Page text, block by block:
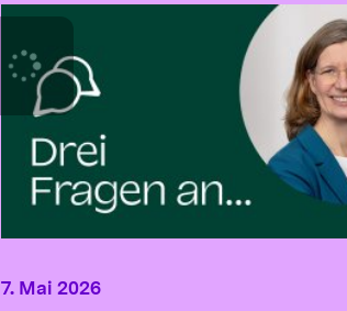
7. Mai 2026